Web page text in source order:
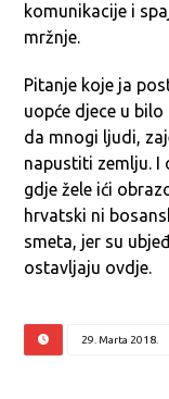
komunikacije i
mržnje.
Pitanje koje ja
uopće djece u
da mnogi ljudi,
napustiti zemlju. I
gdje žele ići
hrvatski ni
smeta, jer su
ostavljaju ovdje.
29. Marta 2018.